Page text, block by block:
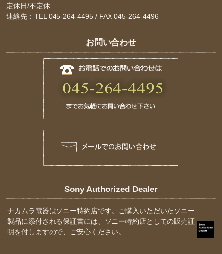
定休日/不定休
連絡先：TEL 045-264-4495 / FAX 045-264-4496
お問い合わせ
Sony Authorized Dealer
ナカムラ電器はソニー特約店です。ご購入いただいたソニー
製品に添付される保証書には、ソニー特約店としての販売証
明を付しますので、ご安心ください。